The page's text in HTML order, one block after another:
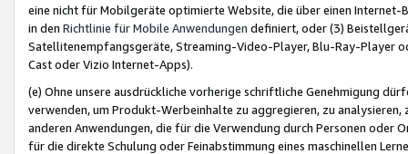
eine nicht für Mobilgeräte optimierte Website, die über einen
in den Richtlinie für Mobile Anwendungen definiert, oder (3)
Satellitenempfangsgeräte, Streaming-Video-Player, Blu-Ray-Player
Cast oder Vizio Internet-Apps).
(e) Ohne unsere ausdrückliche vorherige schriftliche Genehmigung
verwenden, um Produkt-Werbeinhalte zu aggregieren, zu
anderen Anwendungen, die für die Verwendung durch Personen
für die direkte Schulung oder Feinabstimmung eines maschinellen